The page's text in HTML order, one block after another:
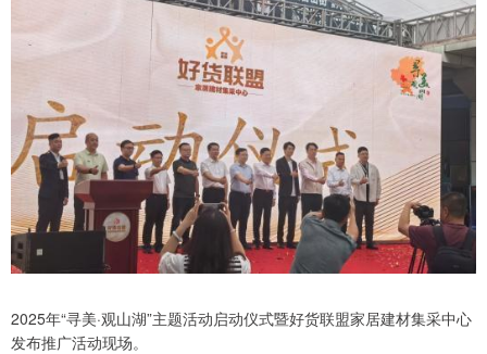
2025年“寻美·观山湖”主题活动启动仪式暨好货联盟家居建材集采中心
发布推广活动现场。